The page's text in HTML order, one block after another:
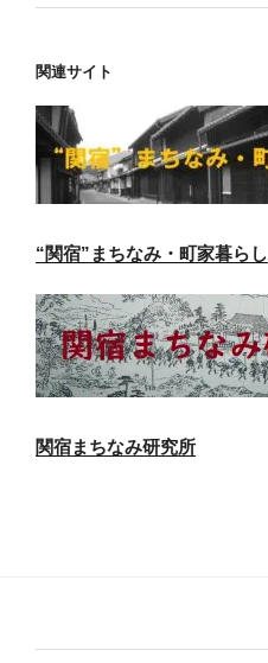
関連サイト
“関宿”まちなみ・町家暮らし
関宿まちなみ研究所